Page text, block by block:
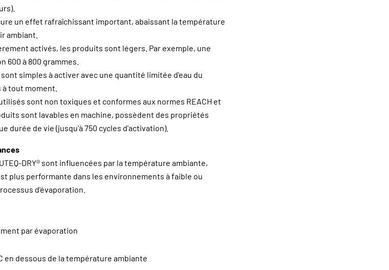
un effet rafraîchissant important, abaissant la température
ambiant.
activés, les produits sont légers. Par exemple, une
600 à 800 grammes.
simples à activer avec une quantité limitée d'eau du
tout moment.
sont non toxiques et conformes aux normes REACH et
sont lavables en machine, possèdent des propriétés
durée de vie (jusqu'à 750 cycles d'activation).
DRY® sont influencées par la température ambiante,
plus performante dans les environnements à faible ou
d'évaporation.
par évaporation
en dessous de la température ambiante